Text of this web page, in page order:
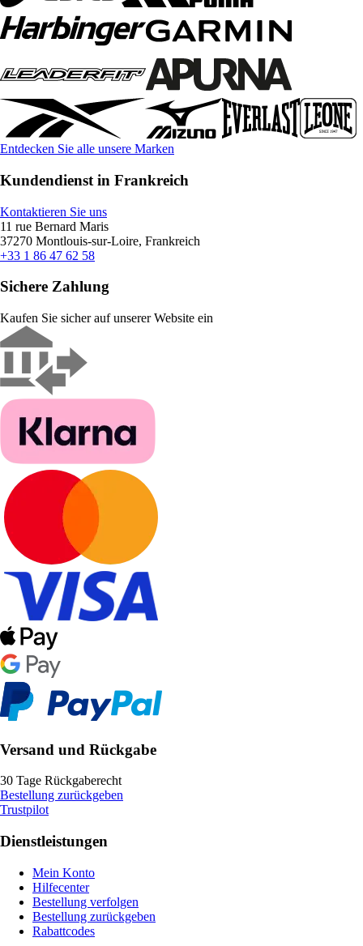
Entdecken Sie alle unsere Marken
Kundendienst in Frankreich
Kontaktieren Sie uns
11 rue Bernard Maris
37270 Montlouis-sur-Loire, Frankreich
+33 1 86 47 62 58
Sichere Zahlung
Kaufen Sie sicher auf unserer Website ein
Versand und Rückgabe
30 Tage Rückgaberecht
Bestellung zurückgeben
Trustpilot
Dienstleistungen
Mein Konto
Hilfecenter
Bestellung verfolgen
Bestellung zurückgeben
Rabattcodes